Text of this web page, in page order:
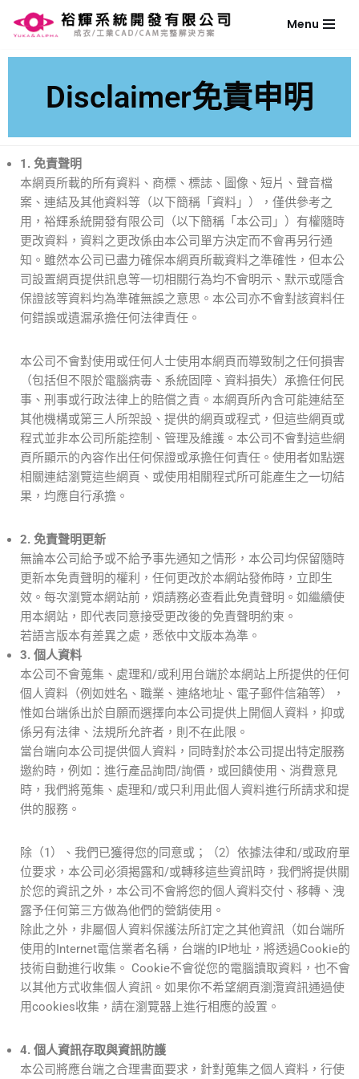
Skip
to
Menu
Disclaimer免責申明
1. 免責聲明
本網頁所載的所有資料、商標、標誌、圖像、短片、聲音檔
案、連結及其他資料等（以下簡稱「資料」），僅供參考之
用，裕輝系統開發有限公司（以下簡稱「本公司」）有權隨時
更改資料，資料之更改係由本公司單方決定而不會再另行通
知。雖然本公司已盡力確保本網頁所載資料之準確性，但本公
司設置網頁提供訊息等一切相關行為均不會明示、默示或隱含
保證該等資料均為準確無誤之意思。本公司亦不會對該資料任
何錯誤或遺漏承擔任何法律責任。
本公司不會對使用或任何人士使用本網頁而導致制之任何損害
（包括但不限於電腦病毒、系統固障、資料損失）承擔任何民
事、刑事或行政法律上的賠償之責。本網頁所內含可能連結至
其他機構或第三人所架設、提供的網頁或程式，但這些網頁或
程式並非本公司所能控制、管理及維護。本公司不會對這些網
頁所顯示的內容作出任何保證或承擔任何責任。使用者如點選
相關連結瀏覽這些網頁、或使用相關程式所可能產生之一切結
果，均應自行承擔。
2. 免責聲明更新
無論本公司給予或不給予事先通知之情形，本公司均保留隨時
更新本免責聲明的權利，任何更改於本網站發佈時，立即生
效。每次瀏覽本網站前，煩請務必查看此免責聲明。如繼續使
用本網站，即代表同意接受更改後的免責聲明約束。
若語言版本有差異之處，悉依中文版本為準。
3. 個人資料
本公司不會蒐集、處理和/或利用台端於本網站上所提供的任何
個人資料（例如姓名、職業、連絡地址、電子郵件信箱等），
惟如台端係出於自願而選擇向本公司提供上開個人資料，抑或
係另有法律、法規所允許者，則不在此限。
當台端向本公司提供個人資料，同時對於本公司提出特定服務
邀約時，例如：進行產品詢問/詢價，或回饋使用、消費意見
時，我們將蒐集、處理和/或只利用此個人資料進行所請求和提
供的服務。
除（1）、我們已獲得您的同意或；（2）依據法律和/或政府單
位要求，本公司必須揭露和/或轉移這些資訊時，我們將提供關
於您的資訊之外，本公司不會將您的個人資料交付、移轉、洩
露予任何第三方做為他們的營銷使用。
除此之外，非屬個人資料保護法所訂定之其他資訊（如台端所
使用的Internet電信業者名稱，台端的IP地址，將透過Cookie的
技術自動進行收集。 Cookie不會從您的電腦讀取資料，也不會
以其他方式收集個人資訊。如果你不希望網頁瀏灠資訊通過使
用cookies收集，請在瀏覽器上進行相應的設置。
4. 個人資訊存取與資訊防護
本公司將應台端之合理書面要求，針對蒐集之個人資料，行使